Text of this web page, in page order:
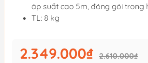
áp suất cao 5m, đóng gói trong
TL: 8 kg
2.349.000₫ 2.610.000₫